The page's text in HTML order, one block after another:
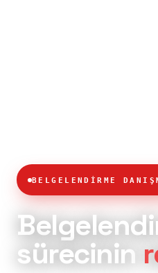
BELGELENDİRME
sürecinin